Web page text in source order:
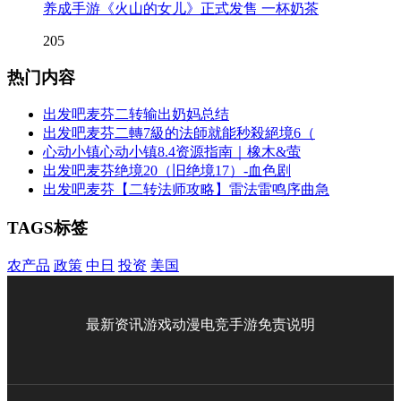
养成手游《火山的女儿》正式发售 一杯奶茶
205
热门内容
出发吧麦芬二转输出奶妈总结
出发吧麦芬二轉7級的法師就能秒殺絕境6（
心动小镇心动小镇8.4资源指南｜橡木&萤
出发吧麦芬绝境20（旧绝境17）-血色剧
出发吧麦芬【二转法师攻略】雷法雷鸣序曲急
TAGS标签
农产品 政策 中日 投资 美国
最新资讯游戏动漫电竞手游免责说明